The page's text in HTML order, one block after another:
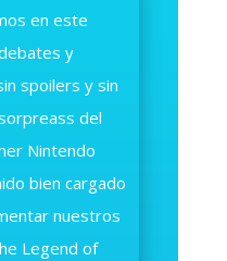
en este
y
spoilers y sin
del
Nintendo
bien cargado
nuestros
Legend of